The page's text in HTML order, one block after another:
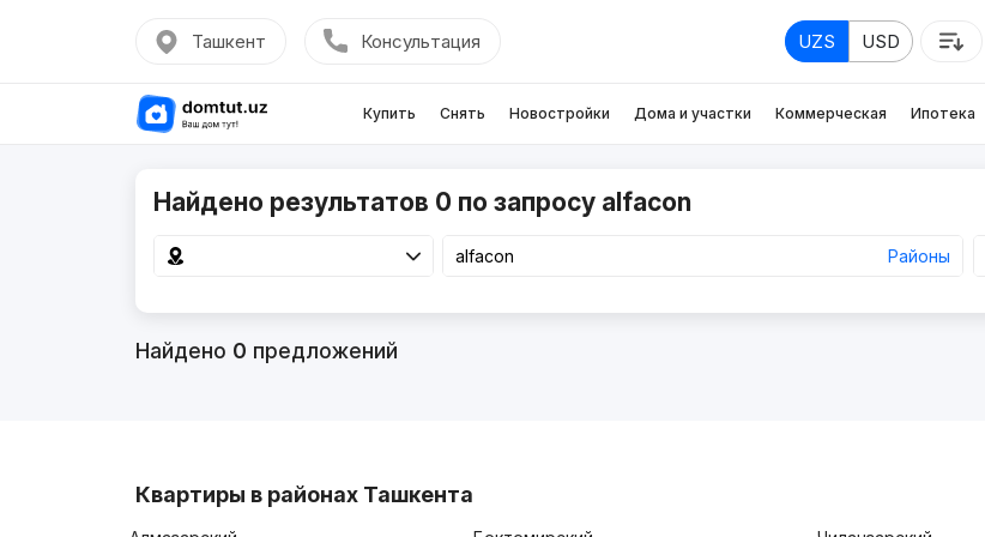
Ташкент Консультация UZS USD
Купить Снять Новостройки Дома и участки Коммерческая Ипотека
Найдено результатов 0 по запросу alfacon
Районы
Найдено 0 предложений
Квартиры в районах Ташкента